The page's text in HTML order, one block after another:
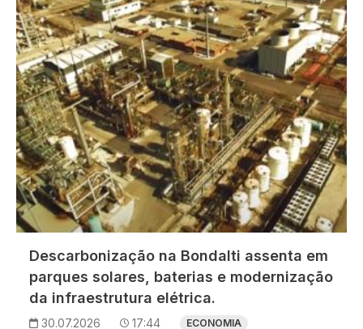
Descarbonização na Bondalti assenta em
parques solares, baterias e modernização
da infraestrutura elétrica.
30.07.2026 17:44 ECONOMIA